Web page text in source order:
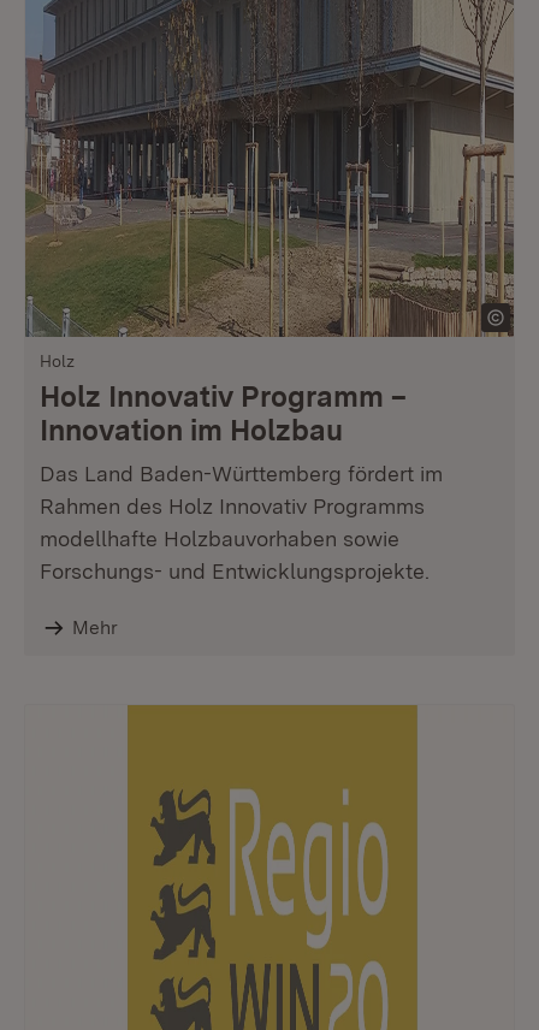
Holz
Holz Innovativ Programm –
Innovation im Holzbau
Das Land Baden-Württemberg fördert im
Rahmen des Holz Innovativ Programms
modellhafte Holzbauvorhaben sowie
Forschungs- und Entwicklungsprojekte.
Mehr